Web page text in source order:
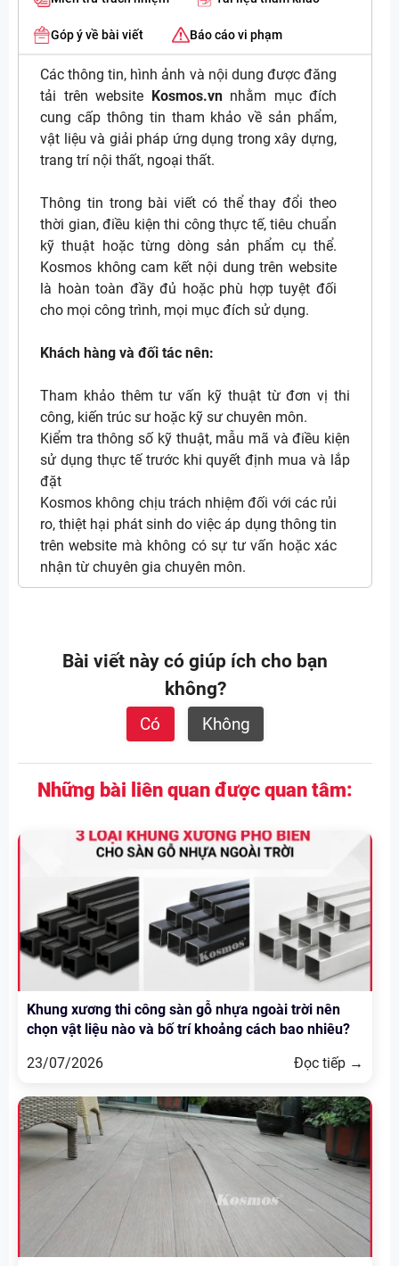
Góp ý về bài viết Báo cáo vi phạm
Các thông tin, hình ảnh và nội dung được đăng
tải trên website Kosmos.vnnhằm mục đích
cung cấp thông tin tham khảo về sản phẩm,
vật liệu và giải pháp ứng dụng trong xây dựng,
trang trí nội thất, ngoại thất.
Thông tin trong bài viết có thể thay đổi theo
thời gian, điều kiện thi công thực tế, tiêu chuẩn
kỹ thuật hoặc từng dòng sản phẩm cụ thể.
Kosmos không cam kết nội dung trên website
là hoàn toàn đầy đủ hoặc phù hợp tuyệt đối
cho mọi công trình, mọi mục đích sử dụng.
Khách hàng và đối tác nên:
Tham khảo thêm tư vấn kỹ thuật từ đơn vị thi
công, kiến trúc sư hoặc kỹ sư chuyên môn.
Kiểm tra thông số kỹ thuật, mẫu mã và điều kiện
sử dụng thực tế trước khi quyết định mua và lắp
đặt
Kosmos không chịu trách nhiệm đối với các rủi
ro, thiệt hại phát sinh do việc áp dụng thông tin
trên website mà không có sự tư vấn hoặc xác
nhận từ chuyên gia chuyên môn.
Bài viết này có giúp ích cho bạn
không?
Có Không
Những bài liên quan được quan tâm:
Khung xương thi công sàn gỗ nhựa ngoài trời nên
chọn vật liệu nào và bố trí khoảng cách bao nhiêu?
23/07/2026
Đọc tiếp →